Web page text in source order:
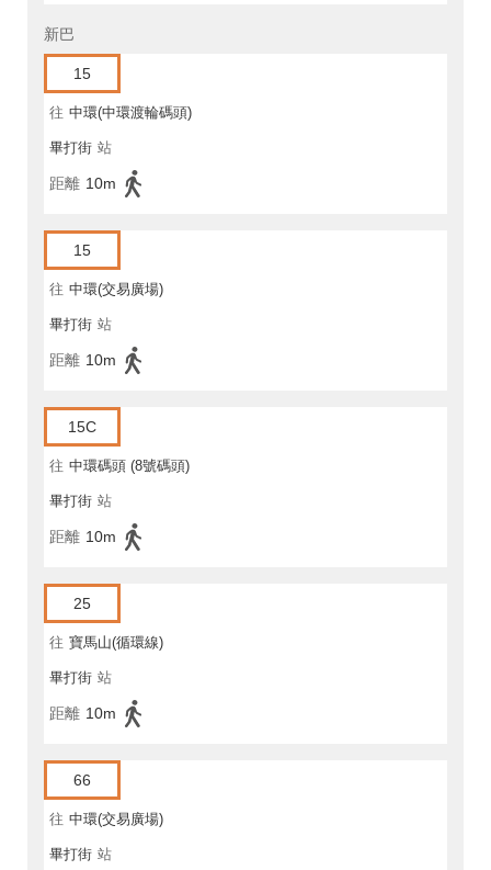
新巴
15
往 中環(中環渡輪碼頭)
畢打街 站
距離 10m
15
往 中環(交易廣場)
畢打街 站
距離 10m
15C
往 中環碼頭 (8號碼頭)
畢打街 站
距離 10m
25
往 寶馬山(循環線)
畢打街 站
距離 10m
66
往 中環(交易廣場)
畢打街 站